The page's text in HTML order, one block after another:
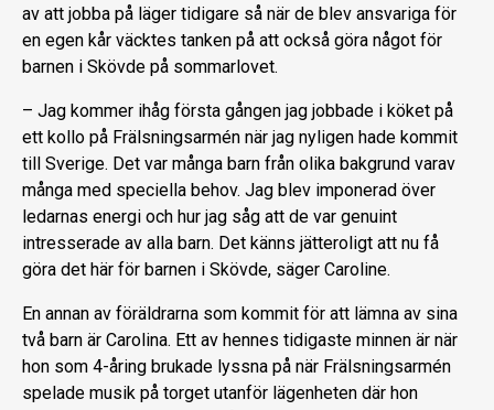
av att jobba på läger tidigare så när de blev ansvariga för
en egen kår väcktes tanken på att också göra något för
barnen i Skövde på sommarlovet.
– Jag kommer ihåg första gången jag jobbade i köket på
ett kollo på Frälsningsarmén när jag nyligen hade kommit
till Sverige. Det var många barn från olika bakgrund varav
många med speciella behov. Jag blev imponerad över
ledarnas energi och hur jag såg att de var genuint
intresserade av alla barn. Det känns jätteroligt att nu få
göra det här för barnen i Skövde, säger Caroline.
En annan av föräldrarna som kommit för att lämna av sina
två barn är Carolina. Ett av hennes tidigaste minnen är när
hon som 4-åring brukade lyssna på när Frälsningsarmén
spelade musik på torget utanför lägenheten där hon